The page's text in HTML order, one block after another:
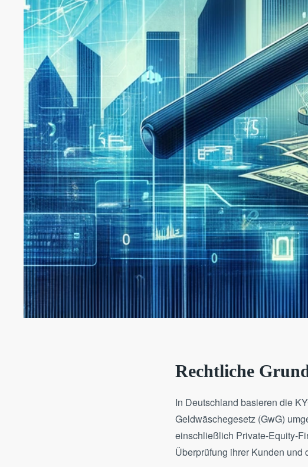
Rechtliche
In Deutschland basieren die
Geldwäschegesetz (GwG)
einschließlich Private-Equity-
Überprüfung ihrer Kunden und